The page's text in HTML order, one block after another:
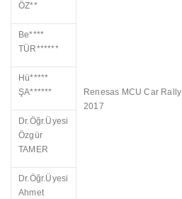
ÖZ**
Renesas MCU Car Rally
2017
Be****
TÜR******
Hü*****
ŞA******
Dr.Öğr.Üyesi
Özgür
TAMER
Dr.Öğr.Üyesi
Ahmet